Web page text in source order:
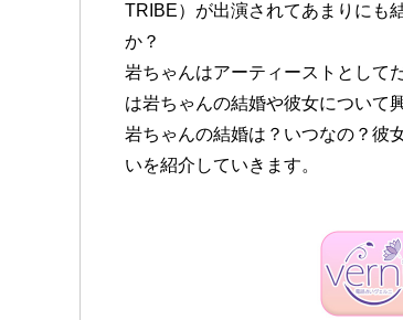
TRIBE）が出演されてあまりにも
か？
岩ちゃんはアーティーストとして
は岩ちゃんの結婚や彼女につい
岩ちゃんの結婚は？いつなの？彼
いを紹介していきます。